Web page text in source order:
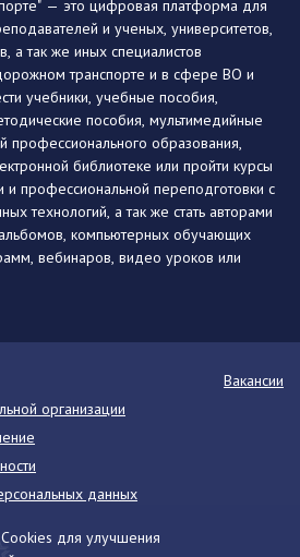
для улучшения
— это цифровая платформа для
и ученых, университетов,
а так же иных специалистов
транспорте и в сфере ВО и
учебники, учебные пособия,
пособия, мультимедийные
профессионального образования,
библиотеке или пройти курсы
профессиональной переподготовки с
технологий, а так же стать авторами
компьютерных обучающих
вебинаров, видео уроков или
Вакансии
организации
данных